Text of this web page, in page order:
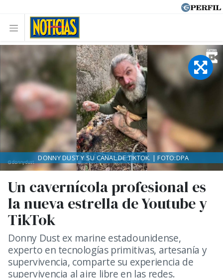
Un cavernícola profesional es
la nueva estrella de Youtube y
TikTok
Donny Dust ex marine estadounidense,
experto en tecnologías primitivas, artesanía y
supervivencia, comparte su experiencia de
supervivencia al aire libre en las redes.
DONNY DUST Y SU CANAL DE TIKTOK. | FOTO:DPA